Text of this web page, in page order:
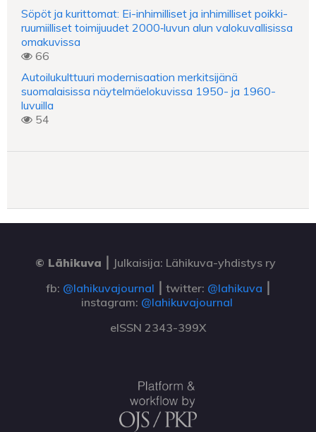
Söpöt ja kurittomat: Ei-inhimilliset ja inhimilliset poikki-
ruumiilliset toimijuudet 2000‑luvun alun valokuvallisissa
omakuvissa
66
Autoilukulttuuri modernisaation merkitsijänä
suomalaisissa näytelmäelokuvissa 1950- ja 1960-
luvuilla
54
© Lähikuva
Julkaisija: Lähikuva-yhdistys ry
fb: @lahikuvajournal ⎮ twitter: @lahikuva
instagram: @lahikuvajournal
eISSN 2343-399X